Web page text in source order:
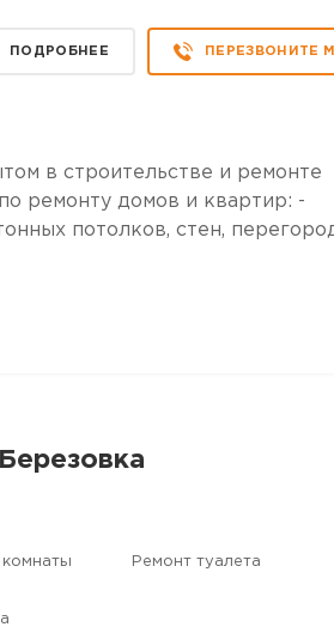
ПОДРОБНЕЕ ПЕРЕЗВОНИТЕ
в строительстве и ремонте
ремонту домов и квартир: -
потолков, стен,
Ремонт туалета